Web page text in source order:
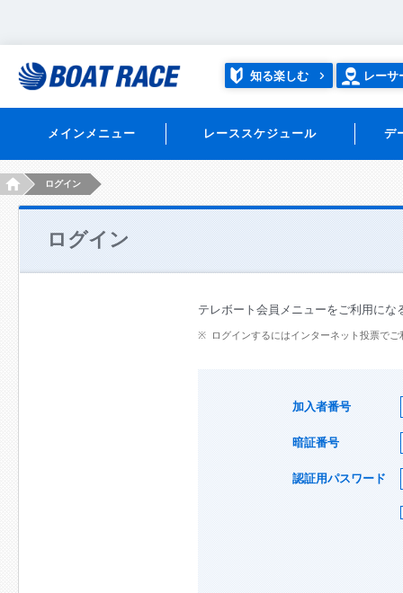
知る楽しむ レーサ
メインメニュー レーススケジュール デ
HOMEログイン
ログイン
テレボート会員メニューをご利用にな
ログインするにはインターネット投票で
加入者番号
暗証番号
認証用パスワード